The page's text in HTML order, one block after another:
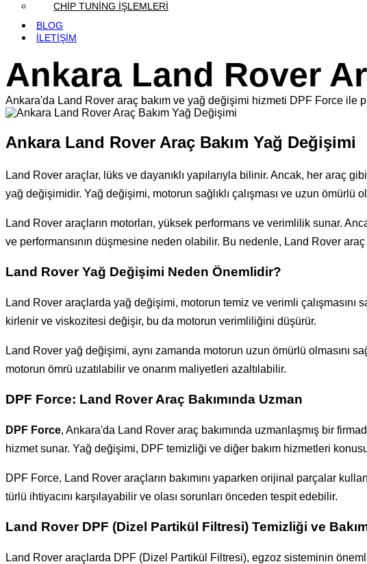
CHİP TUNİNG İŞLEMLERİ
BLOG
İLETİŞİM
Ankara Land Rover
Ankara'da Land Rover araç bakım ve yağ değişimi hizmeti DPF Force ile
Ankara Land Rover Araç Bakım Yağ Değişimi
Land Rover araçlar, lüks ve dayanıklı yapılarıyla bilinir. Ancak, her araç
yağ değişimidir. Yağ değişimi, motorun sağlıklı çalışması ve uzun ömürlü
Land Rover araçların motorları, yüksek performans ve verimlilik sunar.
ve performansının düşmesine neden olabilir. Bu nedenle, Land Rover
Land Rover Yağ Değişimi Neden Önemlidir?
Land Rover araçlarda yağ değişimi, motorun temiz ve verimli çalışmasını
kirlenir ve viskozitesi değişir, bu da motorun verimliliğini düşürür.
Land Rover yağ değişimi, aynı zamanda motorun uzun ömürlü olmasını
motorun ömrü uzatılabilir ve onarım maliyetleri azaltılabilir.
DPF Force: Land Rover Araç Bakımında Uzman
DPF Force, Ankara'da Land Rover araç bakımında uzmanlaşmış bir
hizmet sunar. Yağ değişimi, DPF temizliği ve diğer bakım hizmetleri
DPF Force, Land Rover araçların bakımını yaparken orijinal parçalar
türlü ihtiyacını karşılayabilir ve olası sorunları önceden tespit edebilir.
Land Rover DPF (Dizel Partikül Filtresi) Temizliği ve
Land Rover araçlarda DPF (Dizel Partikül Filtresi), egzoz sisteminin